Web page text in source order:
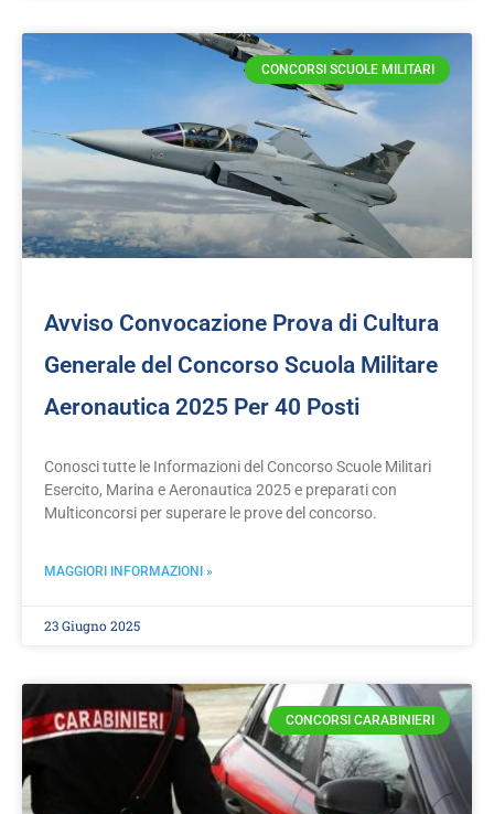
CONCORSI SCUOLE MILITARI
Avviso Convocazione Prova di Cultura
Generale del Concorso Scuola Militare
Aeronautica 2025 Per 40 Posti
Conosci tutte le Informazioni del Concorso Scuole Militari
Esercito, Marina e Aeronautica 2025 e preparati con
Multiconcorsi per superare le prove del concorso.
MAGGIORI INFORMAZIONI »
23 Giugno 2025
CONCORSI CARABINIERI